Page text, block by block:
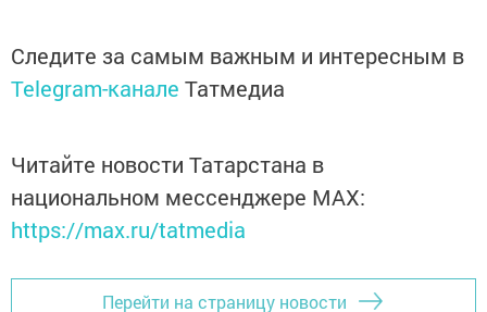
Следите за самым важным и интересным в
Telegram-канале Татмедиа
Читайте новости Татарстана в
национальном мессенджере MАХ:
https://max.ru/tatmedia
Перейти на страницу новости